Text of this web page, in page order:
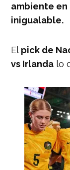
ambiente en
inigualable.
El pick de
vs Irlanda lo